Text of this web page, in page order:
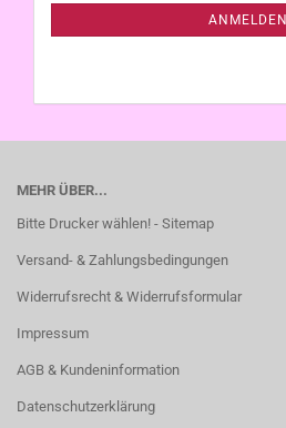
ANMELDEN
MEHR ÜBER...
Bitte Drucker wählen! - Sitemap
Versand- & Zahlungsbedingungen
Widerrufsrecht & Widerrufsformular
Impressum
AGB & Kundeninformation
Datenschutzerklärung